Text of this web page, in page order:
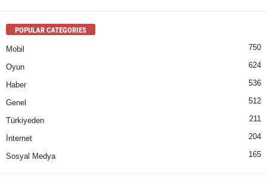
POPULAR CATEGORIES
Mobil 750
Oyun 624
Haber 536
Genel 512
Türkiyeden 211
İnternet 204
Sosyal Medya 165